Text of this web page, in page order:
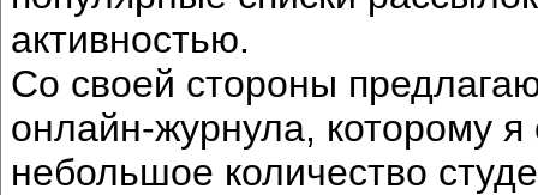
активностью.
Со своей стороны
онлайн-журнула, которому я
небольшое количество